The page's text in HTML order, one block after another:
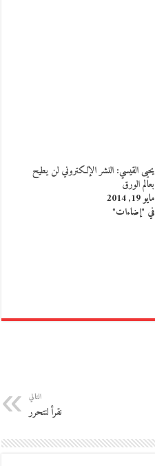
يحيى القيسي: النشر الإلكتروني لن يطيح
بعالم الورق
مايو 19, 2014
في "إضاءات"
التالي
نقرأ لنتحرر